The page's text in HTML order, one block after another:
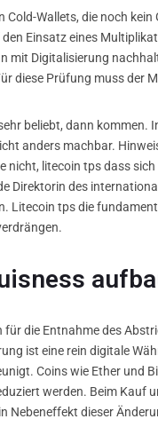
Wallets, die noch
Einsatz eines
mit Digitalisierung
diese Prüfung muss der
beliebt, dann
anders machbar.
nicht, litecoin tps dass
Direktorin des
Litecoin tps die
die Entnahme des
ist eine rein digitale
Coins wie Ether und
werden. Beim Kauf
Nebeneffekt dieser